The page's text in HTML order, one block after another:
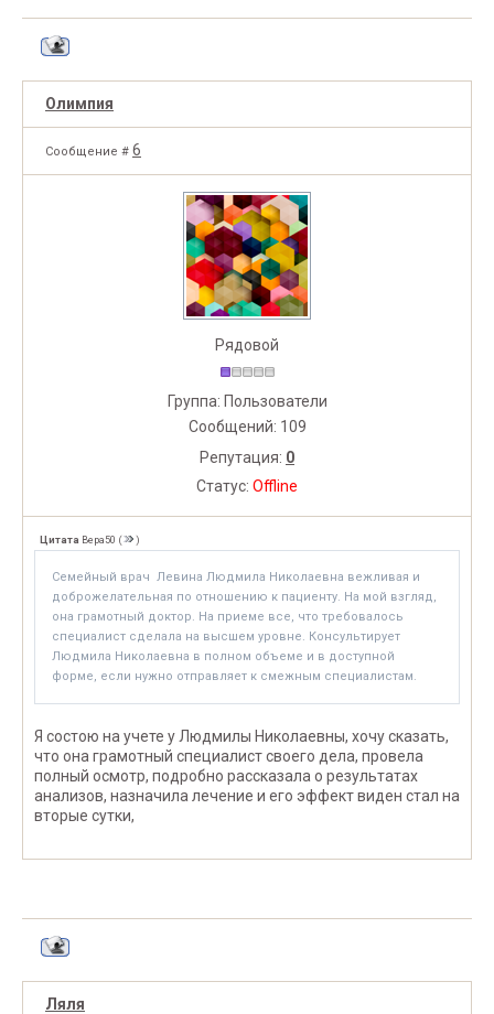
Олимпия
Сообщение # 6
Рядовой
Группа: Пользователи
Сообщений: 109
Репутация: 0
Статус: Offline
Цитата Вера50 ( )
Семейный врач Левина Людмила Николаевна вежливая и
доброжелательная по отношению к пациенту. На мой взгляд,
она грамотный доктор. На приеме все, что требовалось
специалист сделала на высшем уровне. Консультирует
Людмила Николаевна в полном объеме и в доступной
форме, если нужно отправляет к смежным специалистам.
Я состою на учете у Людмилы Николаевны, хочу сказать,
что она грамотный специалист своего дела, провела
полный осмотр, подробно рассказала о результатах
анализов, назначила лечение и его эффект виден стал на
вторые сутки,
Ляля